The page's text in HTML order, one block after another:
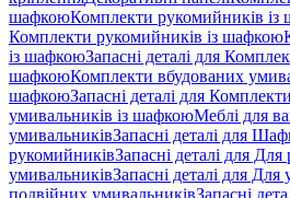
шафкоюКомплекти рукомийників
Комплекти рукомийників із шафкою
із шафкоюЗапасні деталі для
шафкоюКомплекти вбудованих
шафкоюЗапасні деталі для
умивальників із шафкоюМеблі для
умивальниківЗапасні деталі для
рукомийниківЗапасні деталі для
умивальниківЗапасні деталі для Для
подвійних умивальниківЗапасні